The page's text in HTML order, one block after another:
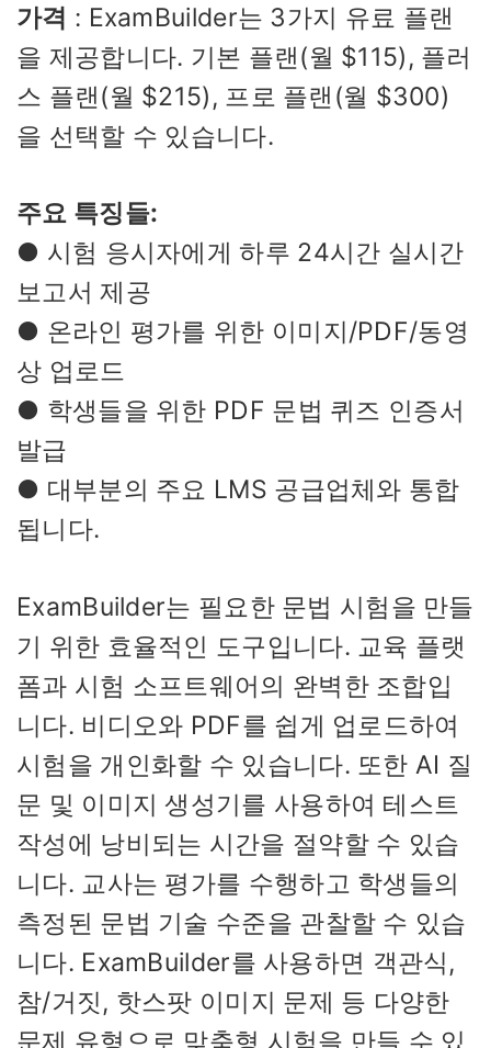
가격 : ExamBuilder는 3가지 유료 플랜
을 제공합니다. 기본 플랜(월 $115), 플러
스 플랜(월 $215), 프로 플랜(월 $300)
을 선택할 수 있습니다.
주요 특징들:
● 시험 응시자에게 하루 24시간 실시간
보고서 제공
● 온라인 평가를 위한 이미지/PDF/동영
상 업로드
● 학생들을 위한 PDF 문법 퀴즈 인증서
발급
● 대부분의 주요 LMS 공급업체와 통합
됩니다.
ExamBuilder는 필요한 문법 시험을 만들
기 위한 효율적인 도구입니다. 교육 플랫
폼과 시험 소프트웨어의 완벽한 조합입
니다. 비디오와 PDF를 쉽게 업로드하여
시험을 개인화할 수 있습니다. 또한 AI 질
문 및 이미지 생성기를 사용하여 테스트
작성에 낭비되는 시간을 절약할 수 있습
니다. 교사는 평가를 수행하고 학생들의
측정된 문법 기술 수준을 관찰할 수 있습
니다. ExamBuilder를 사용하면 객관식,
참/거짓, 핫스팟 이미지 문제 등 다양한
문제 유형으로 맞춤형 시험을 만들 수 있